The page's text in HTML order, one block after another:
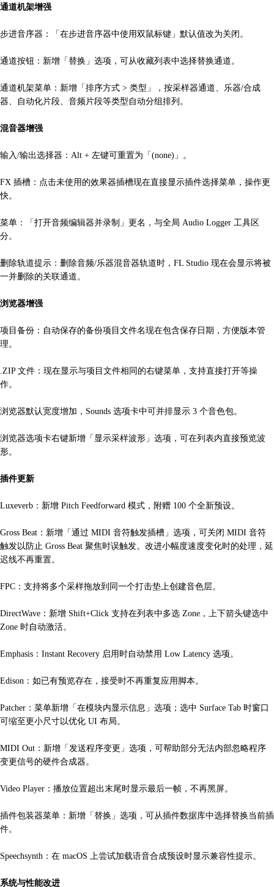
通道机架增强
步进音序器：「在步进音序器中使用双鼠标键」默认值改为关闭。
通道按钮：新增「替换」选项，可从收藏列表中选择替换通道。
通道机架菜单：新增「排序方式 > 类型」，按采样器通道、乐器/合成
器、自动化片段、音频片段等类型自动分组排列。
混音器增强
输入/输出选择器：Alt + 左键可重置为「(none)」。
FX 插槽：点击未使用的效果器插槽现在直接显示插件选择菜单，操作更
快。
菜单：「打开音频编辑器并录制」更名，与全局 Audio Logger 工具区
分。
删除轨道提示：删除音频/乐器混音器轨道时，FL Studio 现在会显示将被
一并删除的关联通道。
浏览器增强
项目备份：自动保存的备份项目文件名现在包含保存日期，方便版本管
理。
.ZIP 文件：现在显示与项目文件相同的右键菜单，支持直接打开等操
作。
浏览器默认宽度增加，Sounds 选项卡中可并排显示 3 个音色包。
浏览器选项卡右键新增「显示采样波形」选项，可在列表内直接预览波
形。
插件更新
Luxeverb：新增 Pitch Feedforward 模式，附赠 100 个全新预设。
Gross Beat：新增「通过 MIDI 音符触发插槽」选项，可关闭 MIDI 音符
触发以防止 Gross Beat 聚焦时误触发。改进小幅度速度变化时的处理，延
迟线不再重置。
FPC：支持将多个采样拖放到同一个打击垫上创建音色层。
DirectWave：新增 Shift+Click 支持在列表中多选 Zone，上下箭头键选中
Zone 时自动激活。
Emphasis：Instant Recovery 启用时自动禁用 Low Latency 选项。
Edison：如已有预览存在，接受时不再重复应用脚本。
Patcher：菜单新增「在模块内显示信息」选项；选中 Surface Tab 时窗口
可缩至更小尺寸以优化 UI 布局。
MIDI Out：新增「发送程序变更」选项，可帮助部分无法内部忽略程序
变更信号的硬件合成器。
Video Player：播放位置超出末尾时显示最后一帧，不再黑屏。
插件包装器菜单：新增「替换」选项，可从插件数据库中选择替换当前插
件。
Speechsynth：在 macOS 上尝试加载语音合成预设时显示兼容性提示。
系统与性能改进